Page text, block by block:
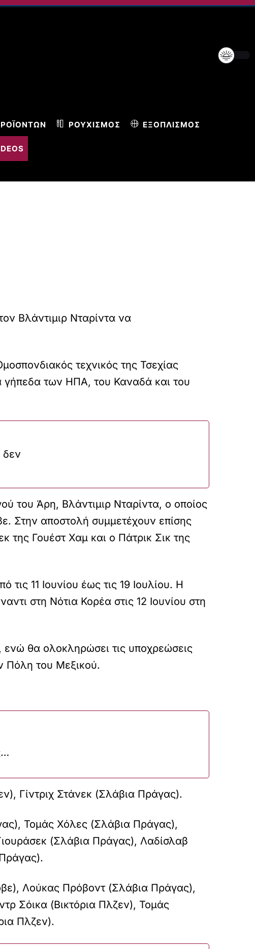
ΡΟΥΧΙΣΜΌΣ ΕΞΟΠΛΙΣΜΌΣ
Βλάντιμιρ Νταρίντα να
τεχνικός της Τσεχίας
γήπεδα των ΗΠΑ, του Καναδά και του
του Άρη, Βλάντιμιρ Νταρίντα, ο οποίος
Στην αποστολή συμμετέχουν επίσης
της Γουέστ Χαμ και ο Πάτρικ Σικ της
11 Ιουνίου έως τις 19 Ιουλίου. Η
στη Νότια Κορέα στις 12 Ιουνίου στη
ενώ θα ολοκληρώσει τις υποχρεώσεις
Πόλη του Μεξικού.
Γίντριχ Στάνεκ (Σλάβια Πράγας).
Τομάς Χόλες (Σλάβια Πράγας),
(Σλάβια Πράγας), Λαδίσλαβ
Λούκας Πρόβοντ (Σλάβια Πράγας),
Σόικα (Βικτόρια Πλζεν), Τομάς
Πλζεν).